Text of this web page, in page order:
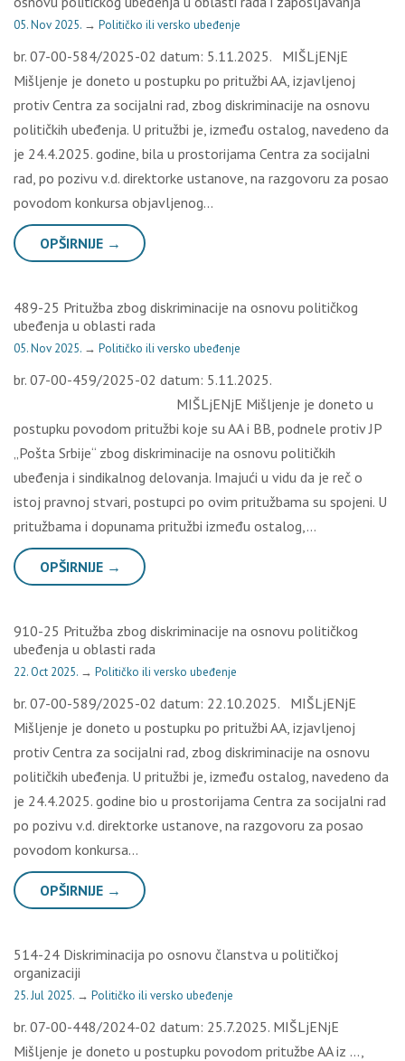
05. Nov 2025. → Političko ili versko ubeđenje
br. 07-00-584/2025-02 datum: 5.11.2025. MIŠLjENjE
Mišljenje je doneto u postupku po pritužbi AA, izjavljenoj
protiv Centra za socijalni rad, zbog diskriminacije na osnovu
političkih ubeđenja. U pritužbi je, između ostalog, navedeno da
je 24.4.2025. godine, bila u prostorijama Centra za socijalni
rad, po pozivu v.d. direktorke ustanove, na razgovoru za posao
povodom konkursa objavljenog…
OPŠIRNIJE →
489-25 Pritužba zbog diskriminacije na osnovu političkog
ubeđenja u oblasti rada
05. Nov 2025. → Političko ili versko ubeđenje
br. 07-00-459/2025-02 datum: 5.11.2025.
MIŠLjENjE Mišljenje je doneto u
postupku povodom pritužbi koje su AA i BB, podnele protiv JP
„Pošta Srbije“ zbog diskriminacije na osnovu političkih
ubeđenja i sindikalnog delovanja. Imajući u vidu da je reč o
istoj pravnoj stvari, postupci po ovim pritužbama su spojeni. U
pritužbama i dopunama pritužbi između ostalog,…
OPŠIRNIJE →
910-25 Pritužba zbog diskriminacije na osnovu političkog
ubeđenja u oblasti rada
22. Oct 2025. → Političko ili versko ubeđenje
br. 07-00-589/2025-02 datum: 22.10.2025. MIŠLjENjE
Mišljenje je doneto u postupku po pritužbi AA, izjavljenoj
protiv Centra za socijalni rad, zbog diskriminacije na osnovu
političkih ubeđenja. U pritužbi je, između ostalog, navedeno da
je 24.4.2025. godine bio u prostorijama Centra za socijalni rad
po pozivu v.d. direktorke ustanove, na razgovoru za posao
povodom konkursa…
OPŠIRNIJE →
514-24 Diskriminacija po osnovu članstva u političkoj
organizaciji
25. Jul 2025. → Političko ili versko ubeđenje
br. 07-00-448/2024-02 datum: 25.7.2025. MIŠLjENjE
Mišljenje je doneto u postupku povodom pritužbe AA iz …,